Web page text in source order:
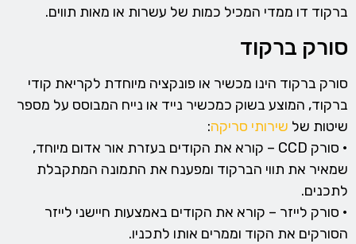
ברקוד דו ממדי המכיל כמות של עשרות או מאות תווים.
סורק ברקוד
סורק ברקוד הינו מכשיר או פונקציה מיוחדת לקריאת קודי
ברקוד, המוצע בשוק כמכשיר נייד או נייח המבוסס על מספר
שיטות של שירותי סריקה:
• סורק CCD – קורא את הקודים בעזרת אור אדום מיוחד,
שמאיר את תווי הברקוד ומפענח את התמונה המתקבלת
לתכנים.
• סורק לייזר – קורא את הקודים באמצעות חיישני לייזר
הסורקים את הקוד וממרים אותו לתכניו.